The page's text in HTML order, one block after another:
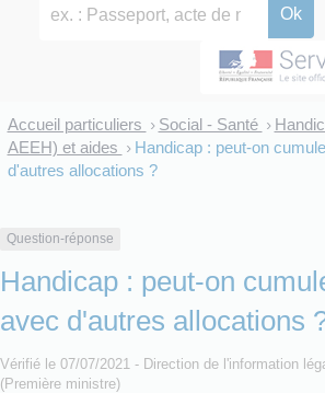
Accueil particuliers > Social - Santé >
AEEH) et aides > Handicap : peut-on
d'autres allocations ?
Question-réponse
Handicap : peut-on
avec d'autres allocations
Vérifié le 07/07/2021 - Direction de l'information
(Première ministre)